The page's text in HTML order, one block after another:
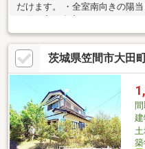
だけます。 ・全室南向きの陽当り良好な明るいお住まい。穏やか
な陽が入る邸宅です。
茨城県笠間市大田
間
築